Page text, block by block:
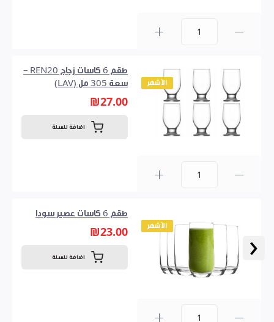
‹
الأشهر
طقم 6 كاسات زجاج REN20 –
سعة 305 مل (LAV)
₪27.00
اضافة للسلة
الأشهر
طقم 6 كاسات عصير سودا
₪23.00
اضافة للسلة